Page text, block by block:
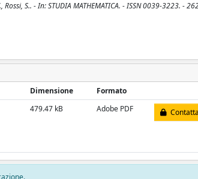
S.. - In: STUDIA MATHEMATICA. - ISSN 0039-3223. -
Dimensione
Formato
479.47 kB Adobe PDF